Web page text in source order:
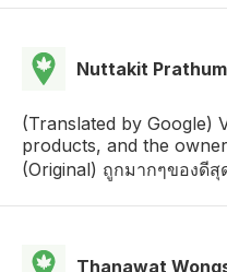
Nuttakit
(Translated by Google)
products, and the
(Original) ถูกมากๆของดีสุ
Thanawat